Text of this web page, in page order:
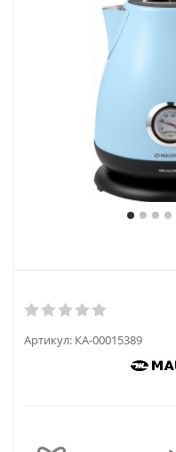
Артикул: КА-00015389